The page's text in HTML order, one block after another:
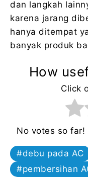
dan langkah
karena jarang
hanya ditempat
banyak produk
How
Click
No votes so
debu pada AC
pembersihan